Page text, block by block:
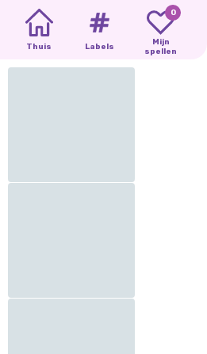
Thuis Labels
0
Mijn
spellen